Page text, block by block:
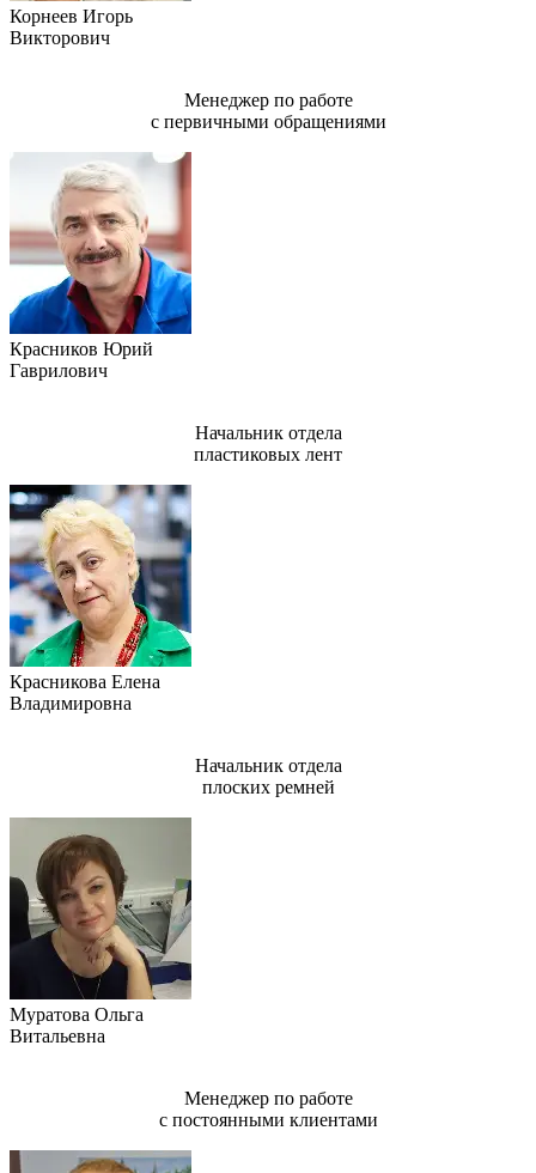
Корнеев Игорь
Викторович
Менеджер по работе
с первичными обращениями
Красников Юрий
Гаврилович
Начальник отдела
пластиковых лент
Красникова Елена
Владимировна
Начальник отдела
плоских ремней
Муратова Ольга
Витальевна
Менеджер по работе
с постоянными клиентами